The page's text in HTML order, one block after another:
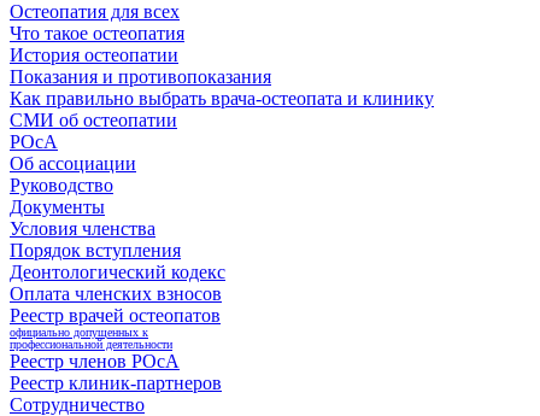
Остеопатия для всех
Что такое остеопатия
История остеопатии
Показания и противопоказания
Как правильно выбрать врача-остеопата и клинику
СМИ об остеопатии
РОсА
Об ассоциации
Руководство
Документы
Условия членства
Порядок вступления
Деонтологический кодекс
Оплата членских взносов
Реестр врачей остеопатов
официально допущенных к
профессиональной деятельности
Реестр членов РОсА
Реестр клиник-партнеров
Сотрудничество